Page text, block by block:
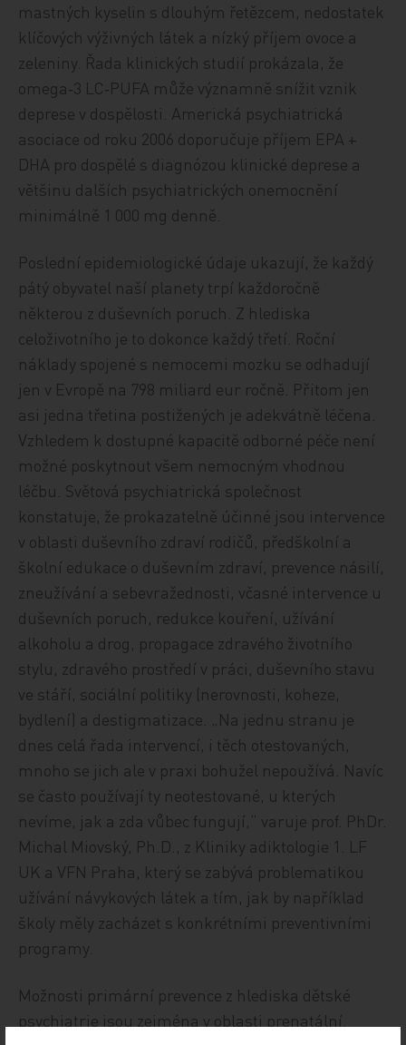
mastných kyselin s dlouhým řetězcem, nedostatek
klíčových výživných látek a nízký příjem ovoce a
zeleniny. Řada klinických studií prokázala, že
omega‑3 LC‑PUFA může významně snížit vznik
deprese v dospělosti. Americká psychiatrická
asociace od roku 2006 doporučuje příjem EPA +
DHA pro dospělé s diagnózou klinické deprese a
většinu dalších psychiatrických onemocnění
minimálně 1 000 mg denně.
Poslední epidemiologické údaje ukazují, že každý
pátý obyvatel naší planety trpí každoročně
některou z duševních poruch. Z hlediska
celoživotního je to dokonce každý třetí. Roční
náklady spojené s nemocemi mozku se odhadují
jen v Evropě na 798 miliard eur ročně. Přitom jen
asi jedna třetina postižených je adekvátně léčena.
Vzhledem k dostupné kapacitě odborné péče není
možné poskytnout všem nemocným vhodnou
léčbu. Světová psychiatrická společnost
konstatuje, že prokazatelně účinné jsou intervence
v oblasti duševního zdraví rodičů, předškolní a
školní edukace o duševním zdraví, prevence násilí,
zneužívání a sebevražednosti, včasné intervence u
duševních poruch, redukce kouření, užívání
alkoholu a drog, propagace zdravého životního
stylu, zdravého prostředí v práci, duševního stavu
ve stáří, sociální politiky (nerovnosti, koheze,
bydlení) a destigmatizace. „Na jednu stranu je
dnes celá řada intervencí, i těch otestovaných,
mnoho se jich ale v praxi bohužel nepoužívá. Navíc
se často používají ty neotestované, u kterých
nevíme, jak a zda vůbec fungují,“ varuje prof. PhDr.
Michal Miovský, Ph.D., z Kliniky adiktologie 1. LF
UK a VFN Praha, který se zabývá problematikou
užívání návykových látek a tím, jak by například
školy měly zacházet s konkrétními preventivními
programy.
Možnosti primární prevence z hlediska dětské
psychiatrie jsou zejména v oblasti prenatální.